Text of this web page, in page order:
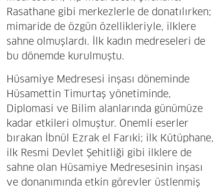
Rasathane gibi merkezlerle de donatılırken;
mimaride de özgün özellikleriyle, ilklere
sahne olmuşlardı. İlk kadın medreseleri de
bu dönemde kurulmuştu.
Hüsamiye Medresesi inşası döneminde
Hüsamettin Timurtaş yönetiminde,
Diplomasi ve Bilim alanlarında günümüze
kadar etkileri olmuştur. Önemli eserler
bırakan İbnül Ezrak el Farıki; ilk Kütüphane,
ilk Resmi Devlet Şehitliği gibi ilklere de
sahne olan Hüsamiye Medresesinin inşası
ve donanımında etkin görevler üstlenmiş